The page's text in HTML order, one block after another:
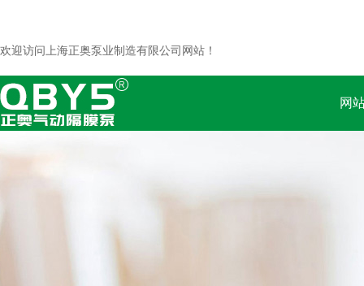
欢迎访问上海正奥泵业制造有限公司网站！
网